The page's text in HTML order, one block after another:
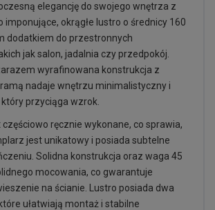
elegancję do swojego wnętrza z
imponujące, okrągłe lustro o średnicy 160
dodatkiem do przestronnych
jak salon, jadalnia czy przedpokój.
wyrafinowana konstrukcja z
nadaje wnętrzu minimalistyczny i
przyciąga wzrok.
częściowo ręcznie wykonane, co sprawia,
jest unikatowy i posiada subtelne
Solidna konstrukcja oraz waga 45
mocowania, co gwarantuje
na ścianie. Lustro posiada dwa
ułatwiają montaż i stabilne